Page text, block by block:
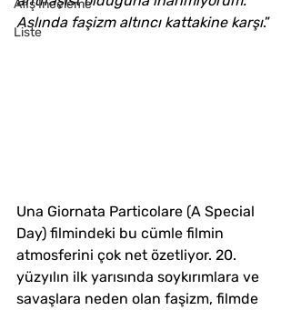
Afiş İnceleme
Liste
Aslında faşizm altıncı kattakine karşı.”
Una Giornata Particolare (A Special
Day) filmindeki bu cümle filmin
atmosferini çok net özetliyor. 20.
yüzyılın ilk yarısında soykırımlara ve
savaşlara neden olan faşizm, filmde